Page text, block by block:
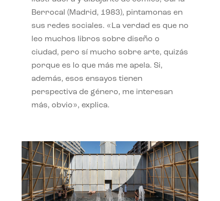
Berrocal (Madrid, 1983), pintamonas en
sus redes sociales. «La verdad es que no
leo muchos libros sobre diseño o
ciudad, pero sí mucho sobre arte, quizás
porque es lo que más me apela. Si,
además, esos ensayos tienen
perspectiva de género, me interesan
más, obvio», explica.